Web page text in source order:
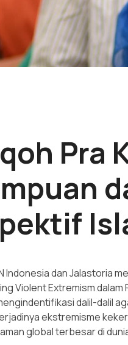
Pra
Indonesia dan Jalastoria
Violent Extremism dalam
dalil-dalil
ekstremisme
global terbesar di